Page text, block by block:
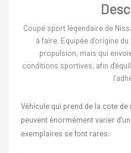
Coupé sport légendaire de
à faire. Equipée d’origine
propulsion, mais qui
conditions sportives, afin
Véhicule qui prend de la cote
peuvent énormément varier
exemplaires se font rares.